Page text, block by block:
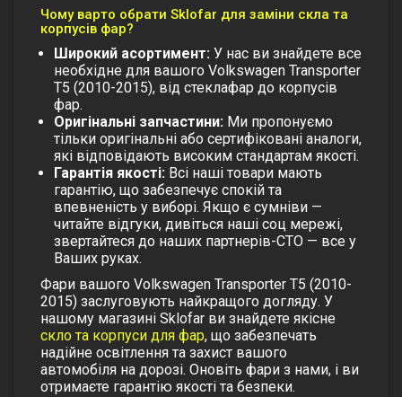
Чому варто обрати Sklofar для заміни скла та
корпусів фар?
Широкий асортимент: У нас ви знайдете все
необхідне для вашого Volkswagen Transporter
T5 (2010-2015), від стеклафар до корпусів
фар.
Оригінальні запчастини: Ми пропонуємо
тільки оригінальні або сертифіковані аналоги,
які відповідають високим стандартам якості.
Гарантія якості: Всі наші товари мають
гарантію, що забезпечує спокій та
впевненість у виборі. Якщо є сумніви —
читайте відгуки, дивіться наші соц мережі,
звертайтеся до наших партнерів-СТО — все у
Ваших руках.
Фари вашого Volkswagen Transporter T5 (2010-
2015) заслуговують найкращого догляду. У
нашому магазині Sklofar ви знайдете якісне
скло та корпуси для фар, що забезпечать
надійне освітлення та захист вашого
автомобіля на дорозі. Оновіть фари з нами, і ви
отримаєте гарантію якості та безпеки.